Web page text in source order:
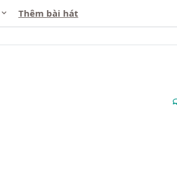
Thêm bài hát